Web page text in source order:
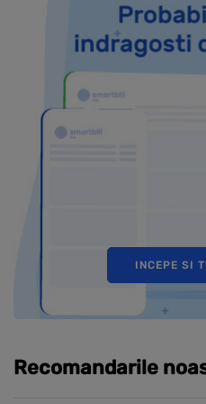
INCEPE SI
Recomandarile